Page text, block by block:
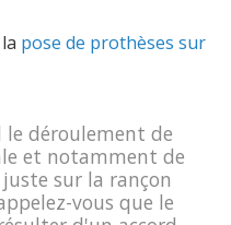
pose de prothèses sur
déroulement de
et notamment de
sur la rançon
vous que le